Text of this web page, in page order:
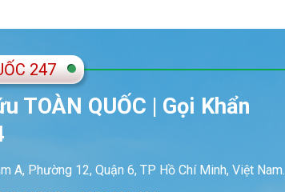
247
TOÀN QUỐC | Gọi Khẩn
A, Phường 12, Quận 6, TP Hồ Chí Minh, Việt Nam.